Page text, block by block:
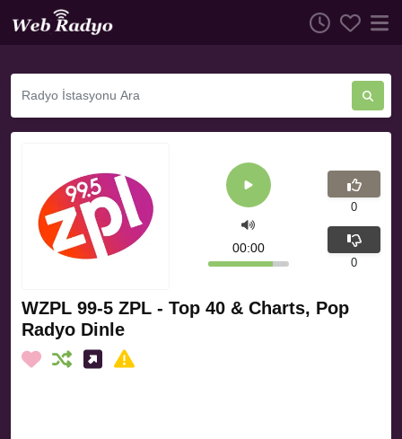
WZPL 99-5 ZPL - Top 40 & Charts, Pop
Radyo Dinle
00:00
0
0